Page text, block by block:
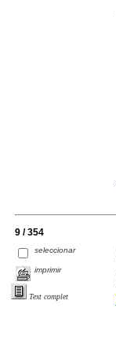
9 / 354
seleccionar
imprimir
Text complet